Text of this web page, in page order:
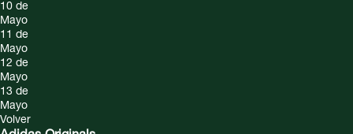
10 de
Mayo
11 de
Mayo
12 de
Mayo
13 de
Mayo
Volver